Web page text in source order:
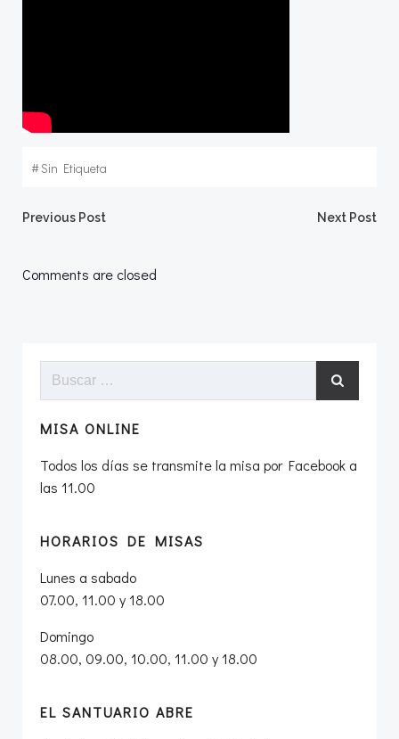
#Sin Etiqueta
Navegación
por
entradas
Previous Post
entradas
Next Post
Comments are closed
Buscar:
MISA ONLINE
Todos los días se transmite la misa por Facebook a
las 11.00
HORARIOS DE MISAS
Lunes a sabado
07.00, 11.00 y 18.00
Domingo
08.00, 09.00, 10.00, 11.00 y 18.00
EL SANTUARIO ABRE